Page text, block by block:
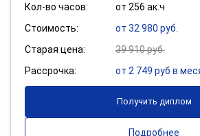
Кол-во часов:
от 256 ак.ч
Стоимость:
от 32 980 руб.
Старая цена:
39 910 руб.
Рассрочка:
от 2 749 руб в
Получить диплом
Подробнее